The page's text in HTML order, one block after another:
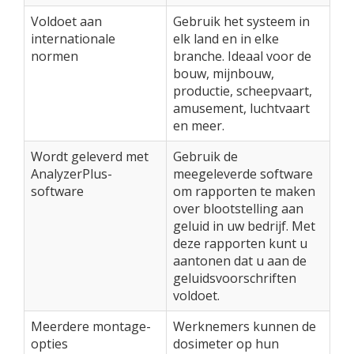
Voldoet aan
internationale
normen
Gebruik het systeem in
elk land en in elke
branche. Ideaal voor de
bouw, mijnbouw,
productie, scheepvaart,
amusement, luchtvaart
en meer.
Wordt geleverd met
AnalyzerPlus-
software
Gebruik de
meegeleverde software
om rapporten te maken
over blootstelling aan
geluid in uw bedrijf. Met
deze rapporten kunt u
aantonen dat u aan de
geluidsvoorschriften
voldoet.
Meerdere montage-
opties
Werknemers kunnen de
dosimeter op hun